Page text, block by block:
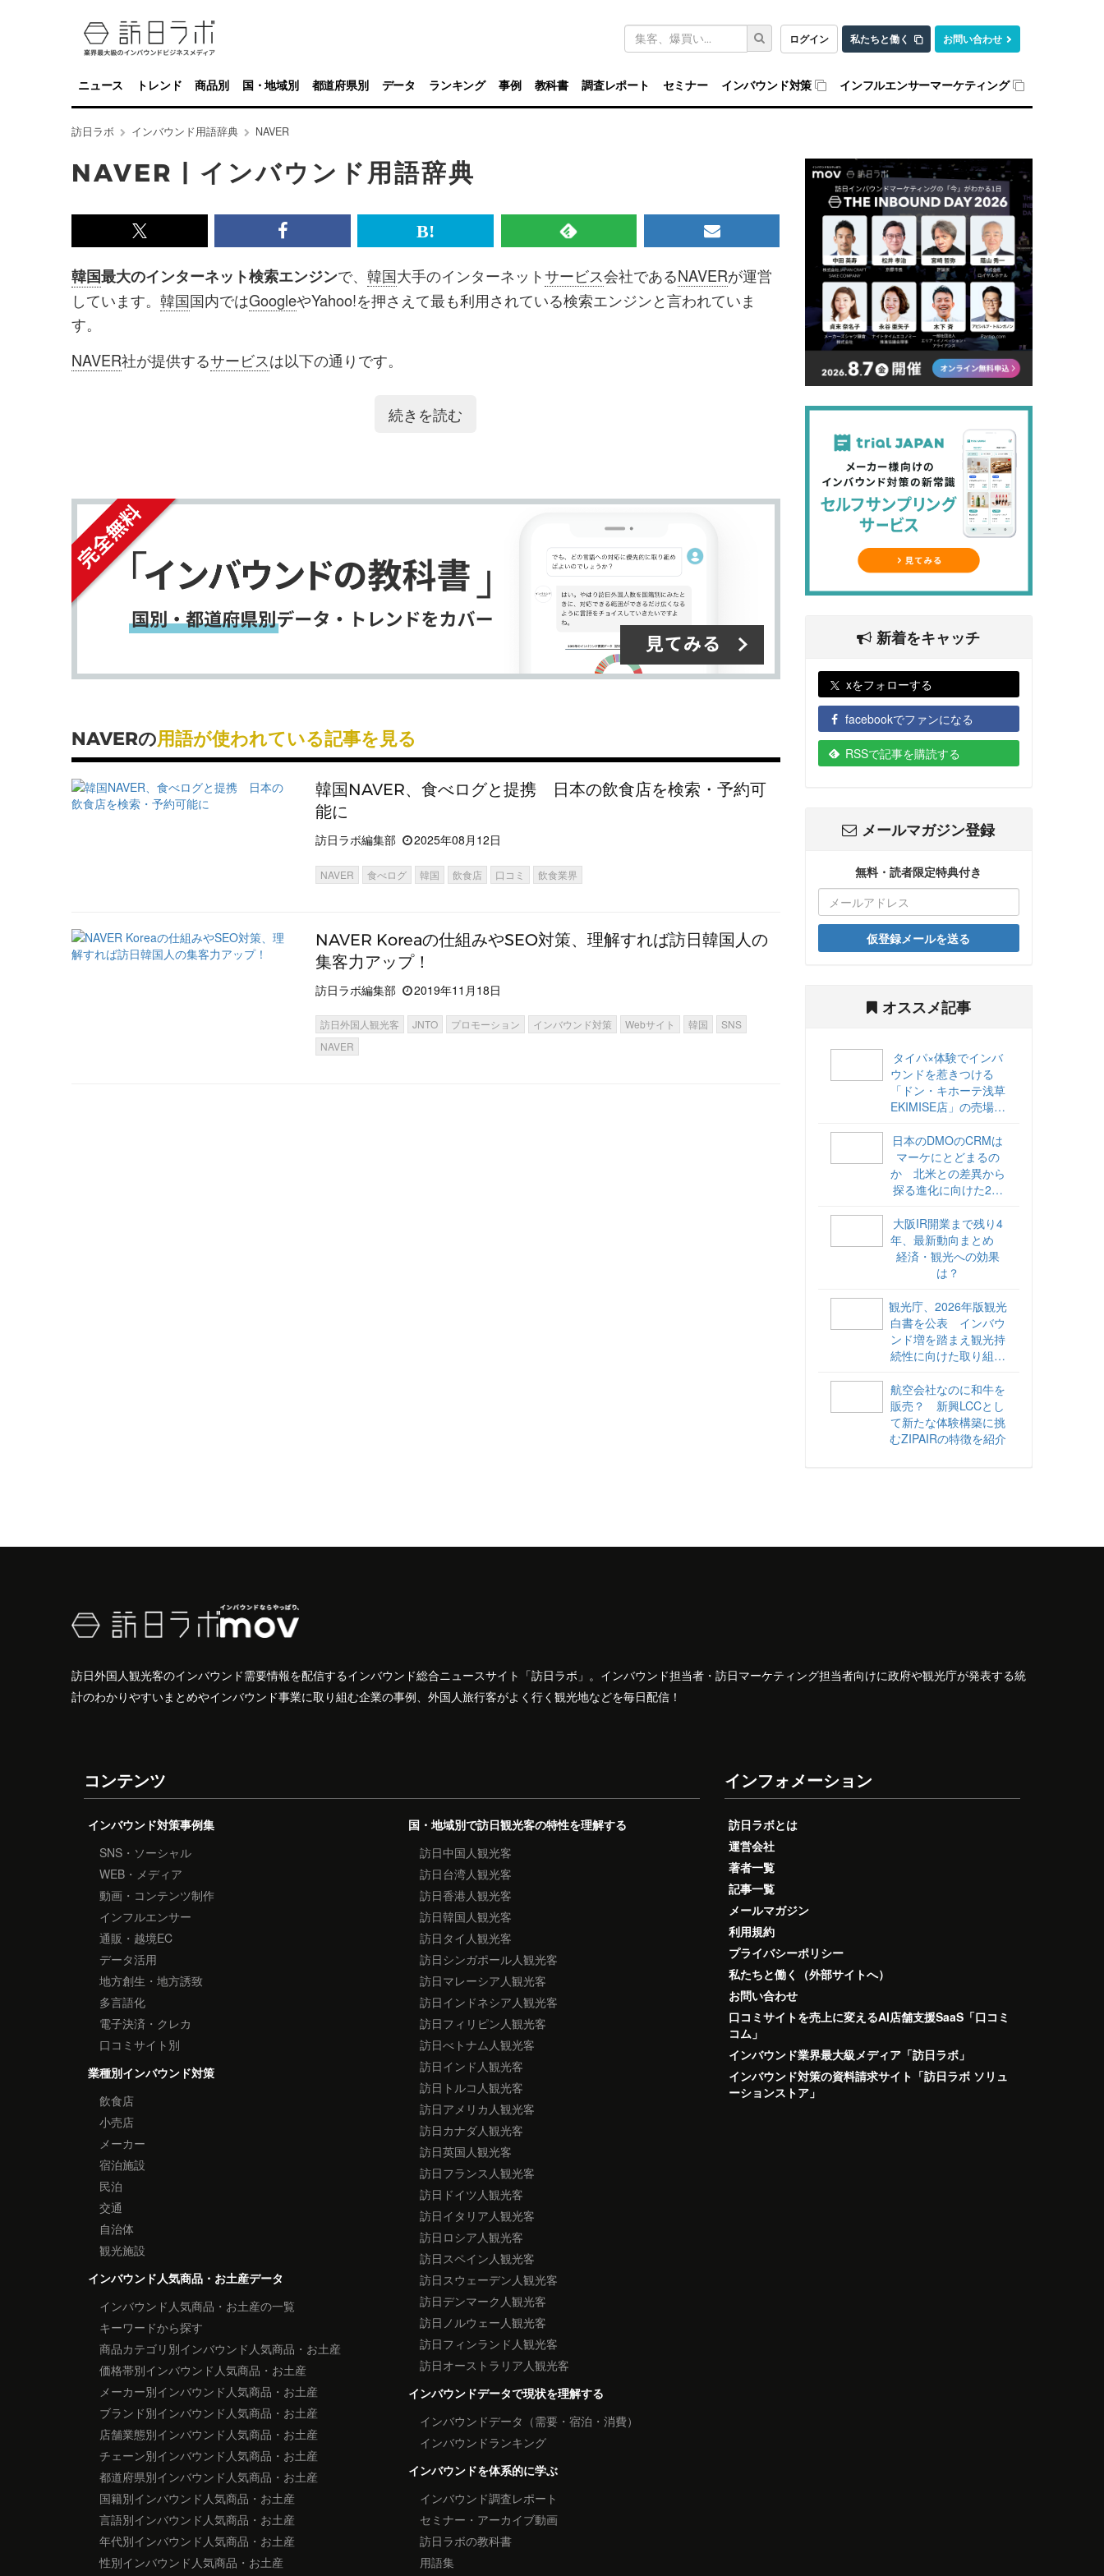
ログイン 私たちと働く お問い合わせ
キ
ワ
ド
検
索
ニュース トレンド 商品別 国・地域別 都道府県別 データ ランキング 事例 教科書 調査レポート セミナー インバウンド対策 インフルエンサーマーケティング
訪日ラボ インバウンド用語辞典 NAVER
NAVER | インバウンド用語辞典
x<br>
で
記
シ
Facebook<br>
で
記
事
シ
は
て
な
ー
追
RSS
で
記
メ
ル
マ
韓国最大のインターネット検索エンジンで、 韓国大手のインターネットサービス会社であるNAVERが運営
しています。 韓国国内ではGoogleやYahoo!を押さえて最も利用されている検索エンジンと言われていま
す。
NAVER社が提供するサービスは以下の通りです。
詳しくはこちら。
続きを読む
NAVERの用語が使われている記事を見る
韓国NAVER、食べログと提携 日本の飲食店を検索・予約可
能に
訪日ラボ編集部 2025年08月12日
NAVER 食べログ 韓国 飲食店 口コミ 飲食業界
NAVER Koreaの仕組みやSEO対策、理解すれば訪日韓国人の
集客力アップ！
訪日ラボ編集部 2019年11月18日
訪日外国人観光客 JNTO プロモーション インバウンド対策 Webサイト 韓国
SNS
NAVER
新着をキャッチ
xをフォローする
facebookでファンになる
RSSで記事を購読する
メールマガジン登録
無料・読者限定特典付き
仮登録メールを送る
オススメ記事
タイパ×体験でインバ
ウンドを惹きつける
「ドン・キホーテ浅草
EKIMISE店」の売場づ
日本のDMOのCRMは
マーケにとどまるの
か 北米との差異から
探る進化に向けた2ス
海外DMOのリアル
vol.6】
大阪IR開業まで残り4
年、最新動向まとめ
経済・観光への効果
は？
観光庁、2026年版観光
白書を公表 インバウ
ンド増を踏まえ観光持
続性に向けた取り組み
航空会社なのに和牛を
販売？ 新興LCCとし
て新たな体験構築に挑
むZIPAIRの特徴を紹介
訪日外国人観光客のインバウンド需要情報を配信するインバウンド総合ニュースサイト「訪日ラボ」。インバウンド担当者・訪日マーケティング担当者向けに政府や観光庁が発表する統
計のわかりやすいまとめやインバウンド事業に取り組む企業の事例、外国人旅行客がよく行く観光地などを毎日配信！
コンテンツ
インバウンド対策事例集
SNS・ソーシャル
WEB・メディア
動画・コンテンツ制作
インフルエンサー
通販・越境EC
データ活用
地方創生・地方誘致
多言語化
電子決済・クレカ
口コミサイト別
業種別インバウンド対策
飲食店
小売店
メーカー
宿泊施設
民泊
交通
自治体
観光施設
インバウンド人気商品・お土産データ
インバウンド人気商品・お土産の一覧
キーワードから探す
商品カテゴリ別インバウンド人気商品・お土産
価格帯別インバウンド人気商品・お土産
メーカー別インバウンド人気商品・お土産
ブランド別インバウンド人気商品・お土産
店舗業態別インバウンド人気商品・お土産
チェーン別インバウンド人気商品・お土産
都道府県別インバウンド人気商品・お土産
国籍別インバウンド人気商品・お土産
言語別インバウンド人気商品・お土産
年代別インバウンド人気商品・お土産
性別インバウンド人気商品・お土産
国・地域別で訪日観光客の特性を理解する
訪日中国人観光客
訪日台湾人観光客
訪日香港人観光客
訪日韓国人観光客
訪日タイ人観光客
訪日シンガポール人観光客
訪日マレーシア人観光客
訪日インドネシア人観光客
訪日フィリピン人観光客
訪日べトナム人観光客
訪日インド人観光客
訪日トルコ人観光客
訪日アメリカ人観光客
訪日カナダ人観光客
訪日英国人観光客
訪日フランス人観光客
訪日ドイツ人観光客
訪日イタリア人観光客
訪日ロシア人観光客
訪日スペイン人観光客
訪日スウェーデン人観光客
訪日デンマーク人観光客
訪日ノルウェー人観光客
訪日フィンランド人観光客
訪日オーストラリア人観光客
インバウンドデータで現状を理解する
インバウンドデータ（需要・宿泊・消費）
インバウンドランキング
インバウンドを体系的に学ぶ
インバウンド調査レポート
セミナー・アーカイブ動画
訪日ラボの教科書
用語集
インフォメーション
訪日ラボとは
運営会社
著者一覧
記事一覧
メールマガジン
利用規約
プライバシーポリシー
私たちと働く（外部サイトへ）
お問い合わせ
口コミサイトを売上に変えるAI店舗支援SaaS「口コミ
コム」
インバウンド業界最大級メディア「訪日ラボ」
インバウンド対策の資料請求サイト「訪日ラボ ソリュ
ーションストア」